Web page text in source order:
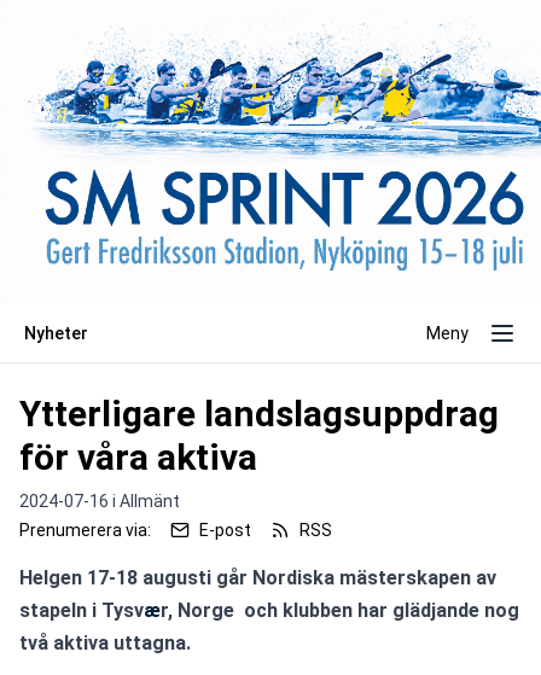
Nyheter Meny
Ytterligare landslagsuppdrag
för våra aktiva
2024-07-16 i Allmänt
Prenumerera via:
E-post RSS
Helgen 17-18 augusti går Nordiska mästerskapen av
stapeln i Tysvær, Norge  och klubben har glädjande nog
två aktiva uttagna.